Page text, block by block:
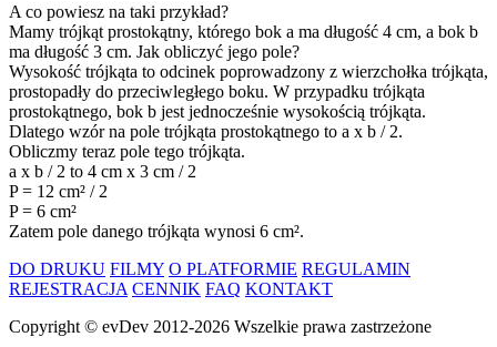
A co powiesz na taki przykład?
Mamy trójkąt prostokątny, którego bok a ma długość 4 cm, a bok b
ma długość 3 cm. Jak obliczyć jego pole?
Wysokość trójkąta to odcinek poprowadzony z wierzchołka trójkąta,
prostopadły do przeciwległego boku. W przypadku trójkąta
prostokątnego, bok b jest jednocześnie wysokością trójkąta.
Dlatego wzór na pole trójkąta prostokątnego to a x b / 2.
Obliczmy teraz pole tego trójkąta.
a x b / 2 to 4 cm x 3 cm / 2
P = 12 cm² / 2
P = 6 cm²
Zatem pole danego trójkąta wynosi 6 cm².
DO DRUKU FILMY O PLATFORMIE REGULAMIN
REJESTRACJA CENNIK FAQ KONTAKT
Copyright © evDev 2012-2026 Wszelkie prawa zastrzeżone